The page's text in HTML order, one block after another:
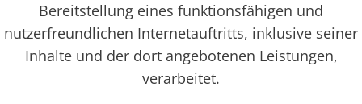
Bereitstellung eines funktionsfähigen und
nutzerfreundlichen Internetauftritts, inklusive seiner
Inhalte und der dort angebotenen Leistungen,
verarbeitet.